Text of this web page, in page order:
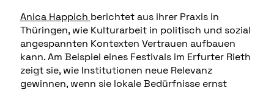
Anica Happich berichtet aus ihrer Praxis in
Thüringen, wie Kulturarbeit in politisch und sozial
angespannten Kontexten Vertrauen aufbauen
kann. Am Beispiel eines Festivals im Erfurter Rieth
zeigt sie, wie Institutionen neue Relevanz
gewinnen, wenn sie lokale Bedürfnisse ernst